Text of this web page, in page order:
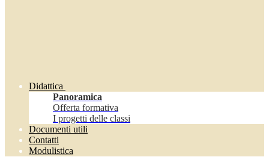
Didattica
Panoramica
Offerta formativa
I progetti delle classi
Documenti utili
Contatti
Modulistica